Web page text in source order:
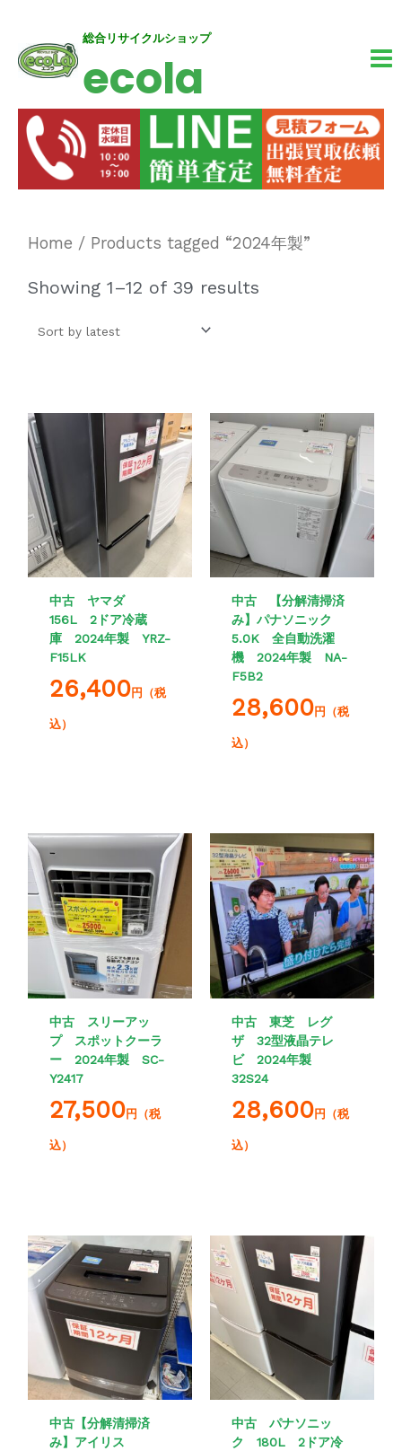
総合リサイクルショップ
ecola
Home / Products tagged “2024年製”
Showing 1–12 of 39 results
中古 ヤマダ
156L 2ドア冷蔵
庫 2024年製 YRZ-
F15LK
26,400円（税
込）
中古 【分解清掃済
み】パナソニック
5.0K 全自動洗濯
機 2024年製 NA-
F5B2
28,600円（税
込）
中古 スリーアッ
プ スポットクーラ
ー 2024年製 SC-
Y2417
27,500円（税
込）
中古 東芝 レグ
ザ 32型液晶テレ
ビ 2024年製
32S24
28,600円（税
込）
中古【分解清掃済
み】アイリス
中古 パナソニッ
ク 180L 2ドア冷